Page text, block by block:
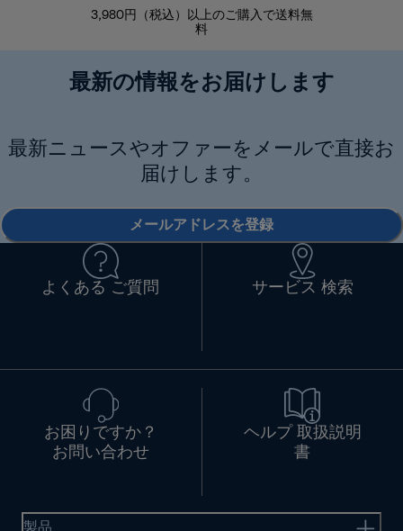
3,980円（税込）以上のご購入で送料無
料
最新の情報をお届けします
最新ニュースやオファーをメールで直接お
届けします。
メールアドレスを登録
よくある ご質問 サービス 検索
お困りですか？
お問い合わせ
ヘルプ 取扱説明
書
製品